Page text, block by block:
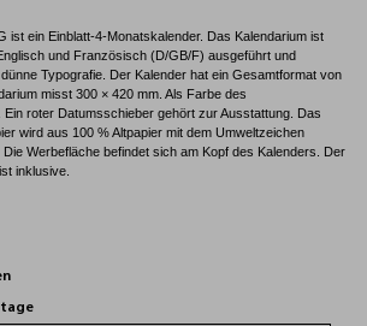
ist ein Einblatt-4-Monatskalender. Das Kalendarium ist
und Französisch (D/GB/F) ausgeführt und
Typografie. Der Kalender hat ein Gesamtformat von
misst 300 × 420 mm. Als Farbe des
Ein roter Datumsschieber gehört zur Ausstattung. Das
wird aus 100 % Altpapier mit dem Umweltzeichen
Die Werbefläche befindet sich am Kopf des Kalenders. Der
inklusive.